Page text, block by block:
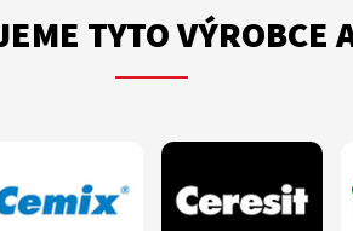
TYTO VÝROBCE